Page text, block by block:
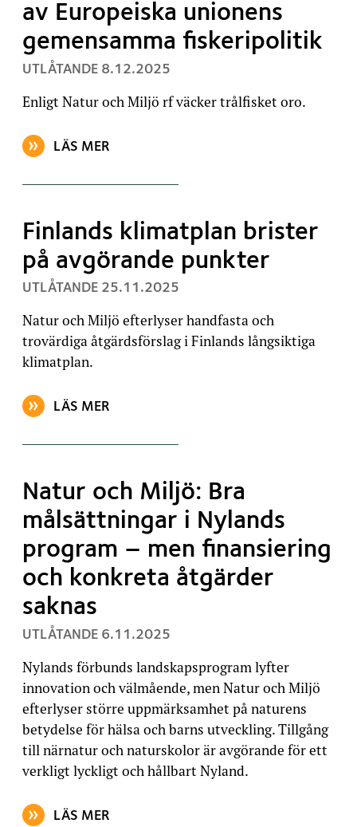
av Europeiska unionens
gemensamma fiskeripolitik
UTLÅTANDE , PUBLICERAT:
8.12.2025
Enligt Natur och Miljö rf väcker trålfisket oro.
LÄS MER
OM ARTIKELN: NATUR OCH MILJÖ EFTERLYSER
Finlands klimatplan brister
på avgörande punkter
UTLÅTANDE , PUBLICERAT:
25.11.2025
Natur och Miljö efterlyser handfasta och
trovärdiga åtgärdsförslag i Finlands långsiktiga
klimatplan.
LÄS MER
OM ARTIKELN: FINLANDS KLIMATPLAN BRISTER PÅ
Natur och Miljö: Bra
målsättningar i Nylands
program – men finansiering
och konkreta åtgärder
saknas
UTLÅTANDE , PUBLICERAT:
6.11.2025
Nylands förbunds landskapsprogram lyfter
innovation och välmående, men Natur och Miljö
efterlyser större uppmärksamhet på naturens
betydelse för hälsa och barns utveckling. Tillgång
till närnatur och naturskolor är avgörande för ett
verkligt lyckligt och hållbart Nyland.
LÄS MER
OM ARTIKELN: NATUR OCH MILJÖ: BRA